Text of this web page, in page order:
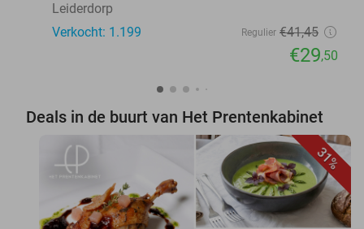
Leiderdorp
Verkocht: 1.199
Regulier €41,45
€29,50
Deals in de buurt van Het Prentenkabinet
31%